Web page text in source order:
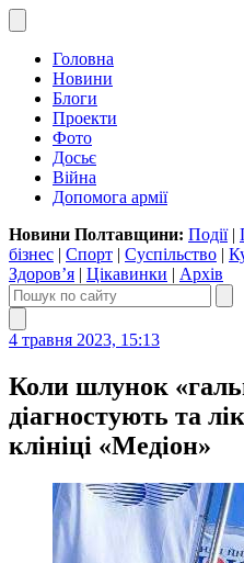
Головна
Новини
Блоги
Проекти
Фото
Досьє
Війна
Допомога армії
Новини Полтавщини: Події|
бізнес | Спорт | Суспільство |
Здоров’я | Цікавинки | Архів
4 травня 2023, 15:13
Коли шлунок
діагностують та
клініці «Медіон»